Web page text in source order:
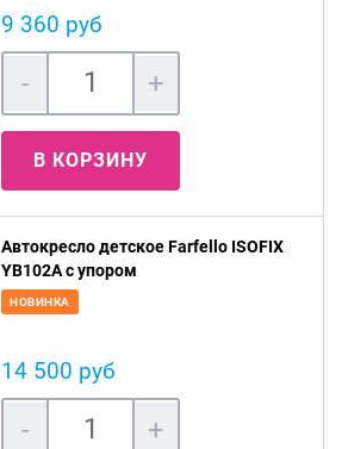
9 360 руб
- +
В КОРЗИНУ
Автокресло детское Farfello ISOFIX
YB102A с упором
НОВИНКА
14 500 руб
- +